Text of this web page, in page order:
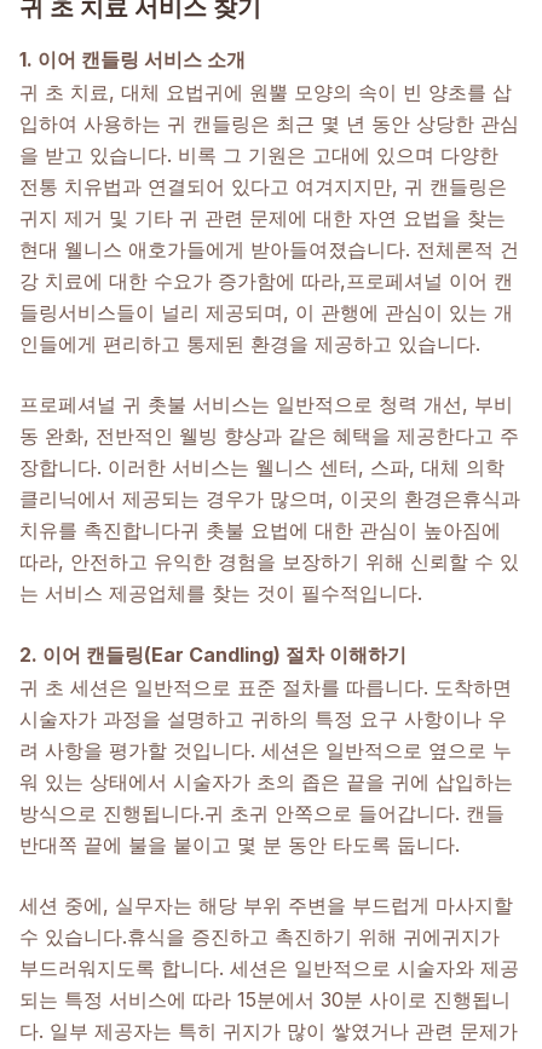
1. 이어 캔들링 서비스 소개
귀 초 치료, 대체 요법귀에 원뿔 모양의 속이 빈 양초를 삽
입하여 사용하는 귀 캔들링은 최근 몇 년 동안 상당한 관심
을 받고 있습니다. 비록 그 기원은 고대에 있으며 다양한
전통 치유법과 연결되어 있다고 여겨지지만, 귀 캔들링은
귀지 제거 및 기타 귀 관련 문제에 대한 자연 요법을 찾는
현대 웰니스 애호가들에게 받아들여졌습니다. 전체론적 건
강 치료에 대한 수요가 증가함에 따라,프로페셔널 이어 캔
들링서비스들이 널리 제공되며, 이 관행에 관심이 있는 개
인들에게 편리하고 통제된 환경을 제공하고 있습니다.
프로페셔널 귀 촛불 서비스는 일반적으로 청력 개선, 부비
동 완화, 전반적인 웰빙 향상과 같은 혜택을 제공한다고 주
장합니다. 이러한 서비스는 웰니스 센터, 스파, 대체 의학
클리닉에서 제공되는 경우가 많으며, 이곳의 환경은휴식과
치유를 촉진합니다귀 촛불 요법에 대한 관심이 높아짐에
따라, 안전하고 유익한 경험을 보장하기 위해 신뢰할 수 있
는 서비스 제공업체를 찾는 것이 필수적입니다.
2. 이어 캔들링(Ear Candling) 절차 이해하기
귀 초 세션은 일반적으로 표준 절차를 따릅니다. 도착하면
시술자가 과정을 설명하고 귀하의 특정 요구 사항이나 우
려 사항을 평가할 것입니다. 세션은 일반적으로 옆으로 누
워 있는 상태에서 시술자가 초의 좁은 끝을 귀에 삽입하는
방식으로 진행됩니다.귀 초귀 안쪽으로 들어갑니다. 캔들
반대쪽 끝에 불을 붙이고 몇 분 동안 타도록 둡니다.
세션 중에, 실무자는 해당 부위 주변을 부드럽게 마사지할
수 있습니다.휴식을 증진하고 촉진하기 위해 귀에귀지가
부드러워지도록 합니다. 세션은 일반적으로 시술자와 제공
되는 특정 서비스에 따라 15분에서 30분 사이로 진행됩니
다. 일부 제공자는 특히 귀지가 많이 쌓였거나 관련 문제가